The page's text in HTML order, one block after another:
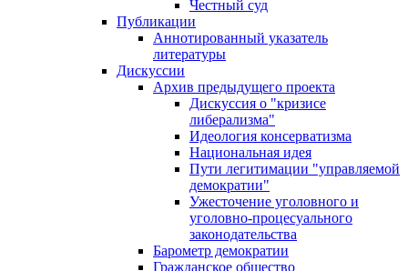
Честный суд
Публикации
Аннотированный указатель
литературы
Дискуссии
Архив предыдущего проекта
Дискуссия о "кризисе
либерализма"
Идеология консерватизма
Национальная идея
Пути легитимации "управляемой
демократии"
Ужесточение уголовного и
уголовно-процесуального
законодательства
Барометр демократии
Гражданское общество